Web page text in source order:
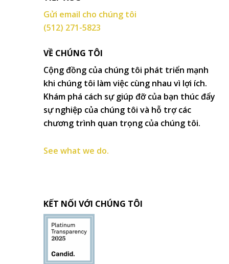
Gửi email cho chúng tôi
(512) 271-5823
VỀ CHÚNG TÔI
Cộng đồng của chúng tôi phát triển mạnh
khi chúng tôi làm việc cùng nhau vì lợi ích.
Khám phá cách sự giúp đỡ của bạn thúc đẩy
sự nghiệp của chúng tôi và hỗ trợ các
chương trình quan trọng của chúng tôi.
See what we do.
KẾT NỐI VỚI CHÚNG TÔI